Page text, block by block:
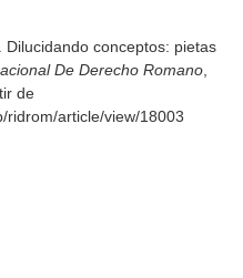
conceptos: pietas
De Derecho Romano,
de
ridrom/article/view/18003